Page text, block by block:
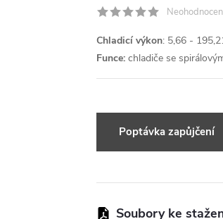
Chladicí výkon: 5,66 -
Funce: chladiče se
Dotaz k produktu